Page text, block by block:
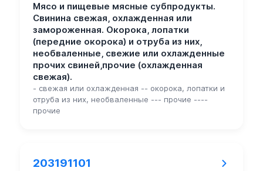
Мясо и пищевые мясные субпродукты.
Свинина свежая, охлажденная или
замороженная. Окорока, лопатки
(передние окорока) и отруба из них,
необваленные, свежие или охлажденные
прочих свиней,прочие (охлажденная
свежая).
- свежая или охлажденная -- окорока, лопатки и
отруба из них, необваленные --- прочие ----
прочие
203191101